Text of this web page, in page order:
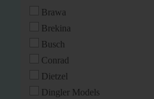
Brawa
Brekina
Busch
Conrad
Dietzel
Dingler Models